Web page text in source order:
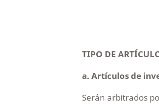
TIPO DE
a. Artículos de
Serán arbitrados